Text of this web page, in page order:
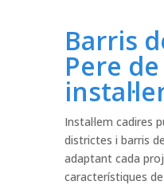
Barris
Pere
Instal·lem cadires
districtes i barris
adaptant cada
característiques de